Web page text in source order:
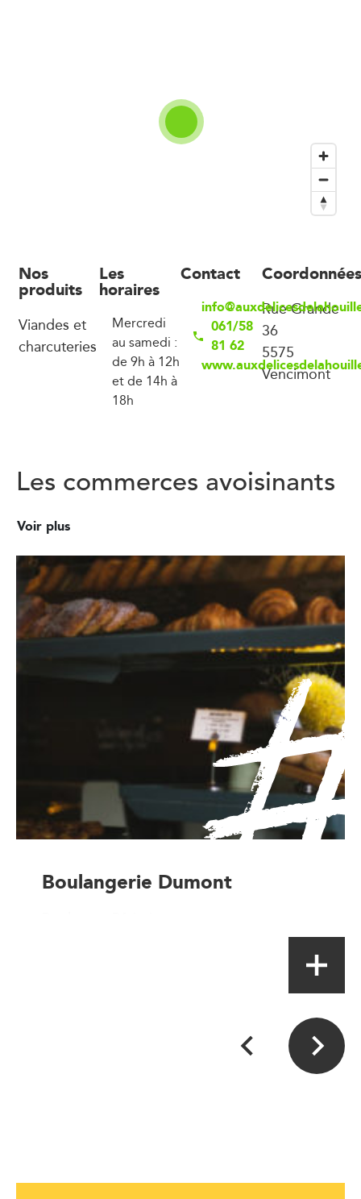
Nos
produits
Viandes et
charcuteries
Les
horaires
Mercredi
au samedi :
de 9h à 12h
et de 14h à
18h
Contact
061/58
81 62
Coordonnées
Rue Grande
36
5575
Vencimont
Les commerces avoisinants
Voir plus
Boulangerie Dumont